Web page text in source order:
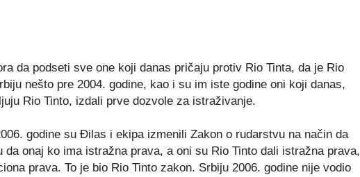
da podseti sve one koji danas pričaju protiv Rio Tinta, da je Rio
nešto pre 2004. godine, kao i su im iste godine oni koji danas,
Rio Tinto, izdali prve dozvole za istraživanje.
godine su Đilas i ekipa izmenili Zakon o rudarstvu na način da
da onaj ko ima istražna prava, a oni su Rio Tinto dali istražna prava,
prava. To je bio Rio Tinto zakon. Srbiju 2006. godine nije vodio